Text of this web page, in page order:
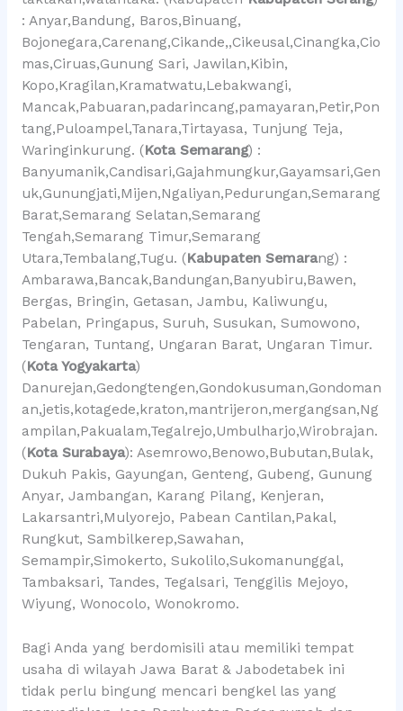
: Anyar,Bandung, Baros,Binuang,
Bojonegara,Carenang,Cikande,,Cikeusal,Cinangka,Cio
mas,Ciruas,Gunung Sari, Jawilan,Kibin,
Kopo,Kragilan,Kramatwatu,Lebakwangi,
Mancak,Pabuaran,padarincang,pamayaran,Petir,Pon
tang,Puloampel,Tanara,Tirtayasa, Tunjung Teja,
Waringinkurung. (Kota Semarang) :
Banyumanik,Candisari,Gajahmungkur,Gayamsari,Gen
uk,Gunungjati,Mijen,Ngaliyan,Pedurungan,Semarang
Barat,Semarang Selatan,Semarang
Tengah,Semarang Timur,Semarang
Utara,Tembalang,Tugu. (Kabupaten Semarang) :
Ambarawa,Bancak,Bandungan,Banyubiru,Bawen,
Bergas, Bringin, Getasan, Jambu, Kaliwungu,
Pabelan, Pringapus, Suruh, Susukan, Sumowono,
Tengaran, Tuntang, Ungaran Barat, Ungaran Timur.
(Kota Yogyakarta)
Danurejan,Gedongtengen,Gondokusuman,Gondoman
an,jetis,kotagede,kraton,mantrijeron,mergangsan,Ng
ampilan,Pakualam,Tegalrejo,Umbulharjo,Wirobrajan.
(Kota Surabaya): Asemrowo,Benowo,Bubutan,Bulak,
Dukuh Pakis, Gayungan, Genteng, Gubeng, Gunung
Anyar, Jambangan, Karang Pilang, Kenjeran,
Lakarsantri,Mulyorejo, Pabean Cantilan,Pakal,
Rungkut, Sambilkerep,Sawahan,
Semampir,Simokerto, Sukolilo,Sukomanunggal,
Tambaksari, Tandes, Tegalsari, Tenggilis Mejoyo,
Wiyung, Wonocolo, Wonokromo.
Bagi Anda yang berdomisili atau memiliki tempat
usaha di wilayah Jawa Barat & Jabodetabek ini
tidak perlu bingung mencari bengkel las yang